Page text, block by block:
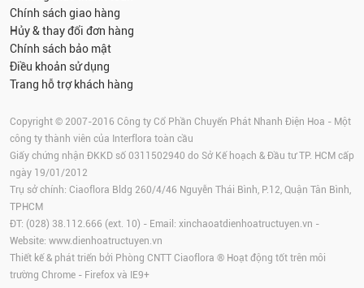
Chính sách giao hàng
Hủy & thay đổi đơn hàng
Chính sách bảo mật
Điều khoản sử dụng
Trang hỗ trợ khách hàng
Copyright © 2007-2016 Công ty Cổ Phần Chuyển Phát Nhanh Điện Hoa - Một
công ty thành viên của Interflora toàn cầu
Giấy chứng nhận ĐKKD số 0311502940 do Sở Kế hoạch & Đầu tư TP. HCM cấp
ngày 19/01/2012
Trụ sở chính: Ciaoflora Bldg 260/4/46 Nguyễn Thái Bình, P.12, Quận Tân Bình,
TPHCM
ĐT: (028) 38.112.666 (ext. 10) - Email: xinchaoatdienhoatructuyen.vn -
Website: www.dienhoatructuyen.vn
Thiết kế & phát triển bởi Phòng CNTT Ciaoflora ® Hoạt động tốt trên môi
trường Chrome - Firefox và IE9+